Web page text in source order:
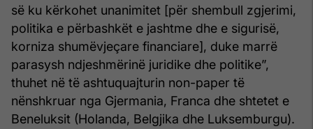
së ku kërkohet unanimitet [për shembull zgjerimi,
politika e përbashkët e jashtme dhe e sigurisë,
korniza shumëvjeçare financiare], duke marrë
parasysh ndjeshmërinë juridike dhe politike”,
thuhet në të ashtuquajturin non-paper të
nënshkruar nga Gjermania, Franca dhe shtetet e
Beneluksit (Holanda, Belgjika dhe Luksemburgu).